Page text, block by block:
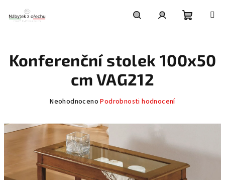
obsah
košík
Konferenční stolek 100x50
cm VAG212
Průměrné
produktu
0,0
z
hvězdiček.
Neohodnoceno Podrobnosti hodnocení